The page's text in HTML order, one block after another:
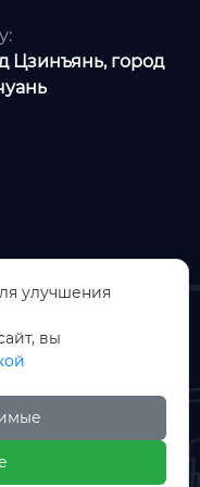
Цзинъянь, город
улучшения
вы